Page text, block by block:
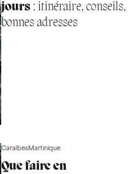
jours: itinéraire, conseils,
bonnes adresses
CaraïbesMartinique
Que faire en